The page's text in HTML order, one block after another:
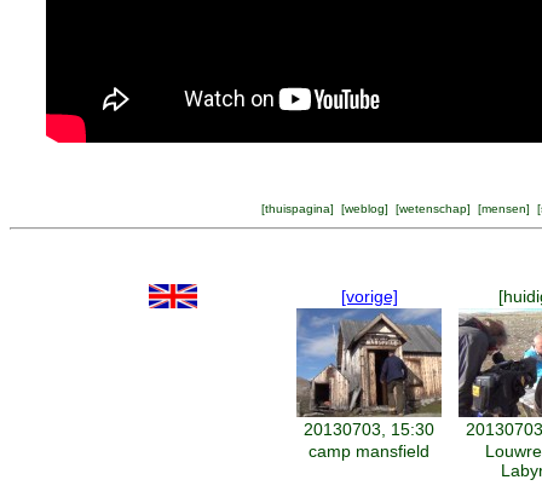
[thuispagina] [weblog] [wetenschap] [mensen] [
[vorige]
20130703, 15:30
camp mansfield